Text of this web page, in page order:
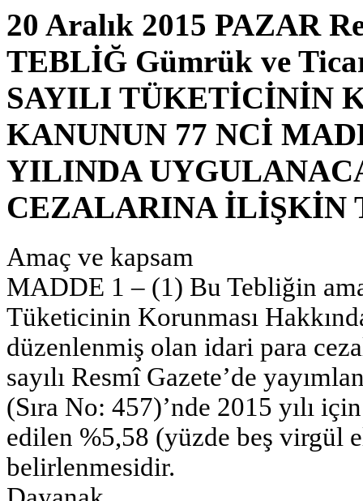
20 Aralık 2015 PAZAR
TEBLİĞ Gümrük ve
SAYILI TÜKETİCİNİN
KANUNUN 77 NCİ
YILINDA
CEZALARINA İLİŞKİN
Amaç ve kapsam
MADDE 1 – (1) Bu Tebliğin
Tüketicinin Korunması
düzenlenmiş olan idari para
sayılı Resmî Gazete’de
(Sıra No: 457)’nde 2015 yılı
edilen %5,58 (yüzde beş virgül
belirlenmesidir.